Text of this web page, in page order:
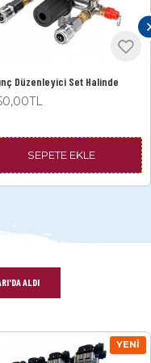
Düzenleyici Set Halinde
SEPETE EKLE
ALDI
YENI